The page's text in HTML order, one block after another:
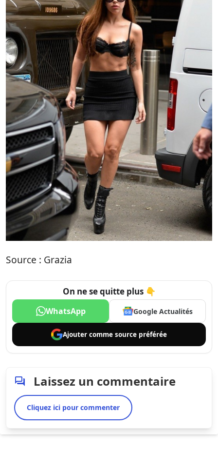
Source : Grazia
On ne se quitte plus 👇
WhatsApp Google Actualités
Ajouter comme source préférée
Laissez un commentaire
Cliquez ici pour commenter